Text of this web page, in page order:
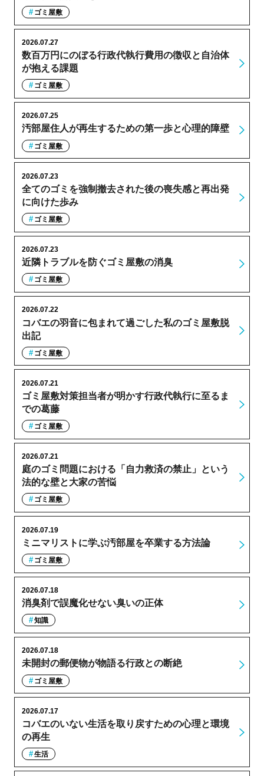
ゴミ屋敷
数百万円にのぼる行政代執行費用の徴収と自治体
が抱える課題
2026.07.27
ゴミ屋敷
汚部屋住人が再生するための第一歩と心理的障壁
2026.07.25
ゴミ屋敷
全てのゴミを強制撤去された後の喪失感と再出発
に向けた歩み
2026.07.23
ゴミ屋敷
近隣トラブルを防ぐゴミ屋敷の消臭
2026.07.23
ゴミ屋敷
コバエの羽音に包まれて過ごした私のゴミ屋敷脱
出記
2026.07.22
ゴミ屋敷
ゴミ屋敷対策担当者が明かす行政代執行に至るま
での葛藤
2026.07.21
ゴミ屋敷
庭のゴミ問題における「自力救済の禁止」という
法的な壁と大家の苦悩
2026.07.21
ゴミ屋敷
ミニマリストに学ぶ汚部屋を卒業する方法論
2026.07.19
ゴミ屋敷
消臭剤で誤魔化せない臭いの正体
2026.07.18
知識
未開封の郵便物が物語る行政との断絶
2026.07.18
ゴミ屋敷
コバエのいない生活を取り戻すための心理と環境
の再生
2026.07.17
生活